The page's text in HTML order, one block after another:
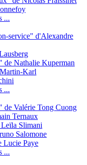
...
service" d'Alexandre
de Nathalie Kuperman
Karl
...
de Valérie Tong Cuong
Ternaux
Slimani
Salomone
Lucie Paye
...